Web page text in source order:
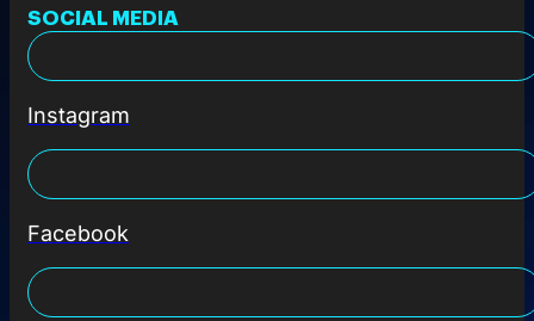
SOCIAL MEDIA
Instagram
Facebook